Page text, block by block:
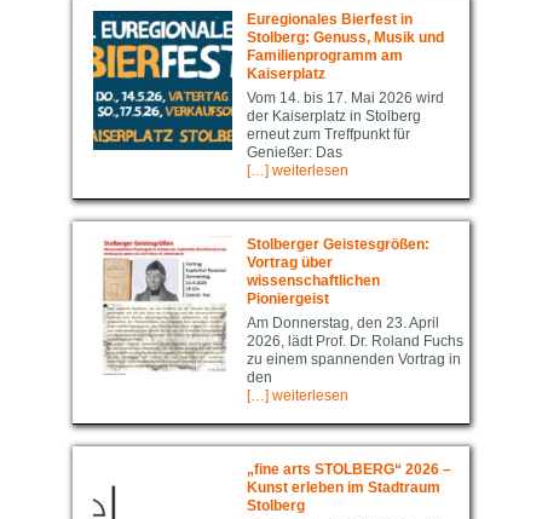
Euregio­nal­es Bierfest in
Stolberg: Genuss, Musik und
Familienprogramm am
Kaiserplatz
Vom 14. bis 17. Mai 2026 wird
der Kaiserplatz in Stolberg
erneut zum Treffpunkt für
Genießer: Das
[…] weiterlesen
Stolberger Geistesgrößen:
Vortrag über
wissenschaftlichen
Pioniergeist
Am Donnerstag, den 23. April
2026, lädt Prof. Dr. Roland Fuchs
zu einem spannenden Vortrag in
den
[…] weiterlesen
„fine arts STOLBERG“ 2026 –
Kunst erleben im Stadtraum
Stolberg